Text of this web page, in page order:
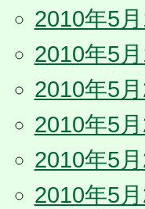
2010年5
2010年5
2010年5
2010年5
2010年5
2010年5